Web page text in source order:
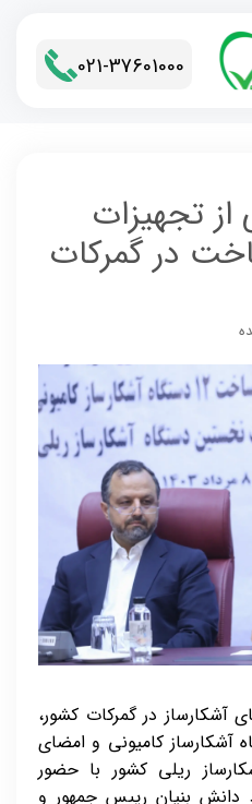
021-37601000​​​​​​​
از تجهیزات
در گمرکات
آشکارساز در گمرکات کشور،
ساخت 12 دستگاه آشکارساز کامیونی و امضای
ریلی کشور با حضور
دانش بنیان رییس جمهور و